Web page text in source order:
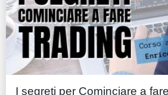
Trading
Education
Guide
Quotazioni
I segreti per Cominciare a